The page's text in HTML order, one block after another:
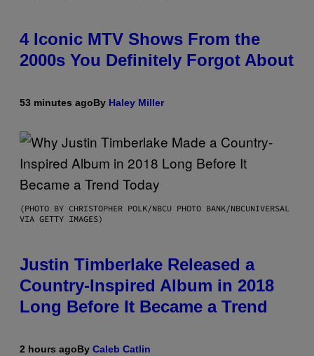
4 Iconic MTV Shows From the
2000s You Definitely Forgot About
53 minutes agoBy Haley Miller
(PHOTO BY CHRISTOPHER POLK/NBCU PHOTO BANK/NBCUNIVERSAL
VIA GETTY IMAGES)
Justin Timberlake Released a
Country-Inspired Album in 2018
Long Before It Became a Trend
2 hours agoBy Caleb Catlin